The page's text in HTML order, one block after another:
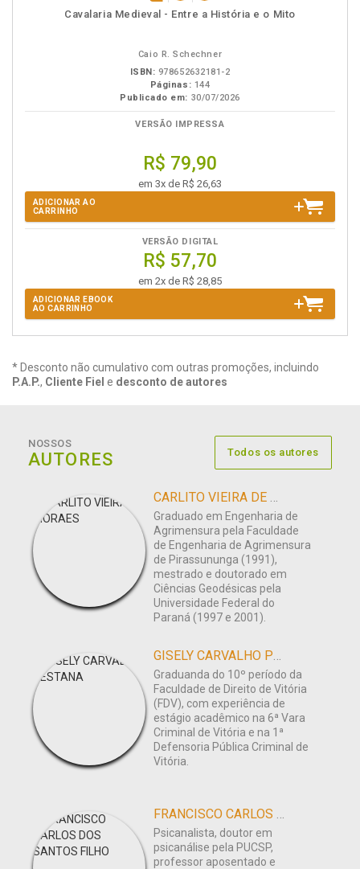
disponívelDisponível
páginas
Cavalaria Medieval - Entre a História e o Mito
Caio R. Schechner
ISBN: 978652632181-2
Páginas: 144
Publicado em: 30/07/2026
VERSÃO IMPRESSA
R$ 79,90
em 3x de R$ 26,63
ADICIONAR AO
CARRINHO
VERSÃO DIGITAL
R$ 57,70
em 2x de R$ 28,85
ADICIONAR EBOOK
AO CARRINHO
* Desconto não cumulativo com outras promoções, incluindo
P.A.P., Cliente Fiel e desconto de autores
NOSSOS
AUTORES Todos os autores
CARLITO VIEIRA DE MORAES
Graduado em Engenharia de
Agrimensura pela Faculdade
de Engenharia de Agrimensura
de Pirassununga (1991),
mestrado e doutorado em
Ciências Geodésicas pela
Universidade Federal do
Paraná (1997 e 2001).
GISELY CARVALHO PESTANA
Graduanda do 10º período da
Faculdade de Direito de Vitória
(FDV), com experiência de
estágio acadêmico na 6ª Vara
Criminal de Vitória e na 1ª
Defensoria Pública Criminal de
Vitória.
FRANCISCO CARLOS DOS SANTOS FILHO
Psicanalista, doutor em
psicanálise pela PUCSP,
professor aposentado e